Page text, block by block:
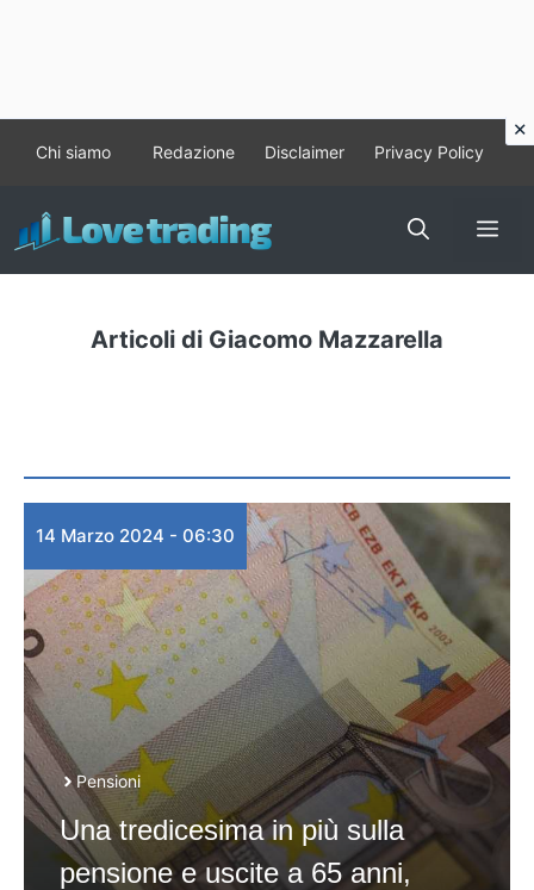
contenuto
Chi siamo Redazione Disclaimer Privacy Policy
Articoli di Giacomo Mazzarella
14 Marzo 2024 - 06:30
Pensioni
Una tredicesima in più sulla
pensione e uscite a 65 anni,